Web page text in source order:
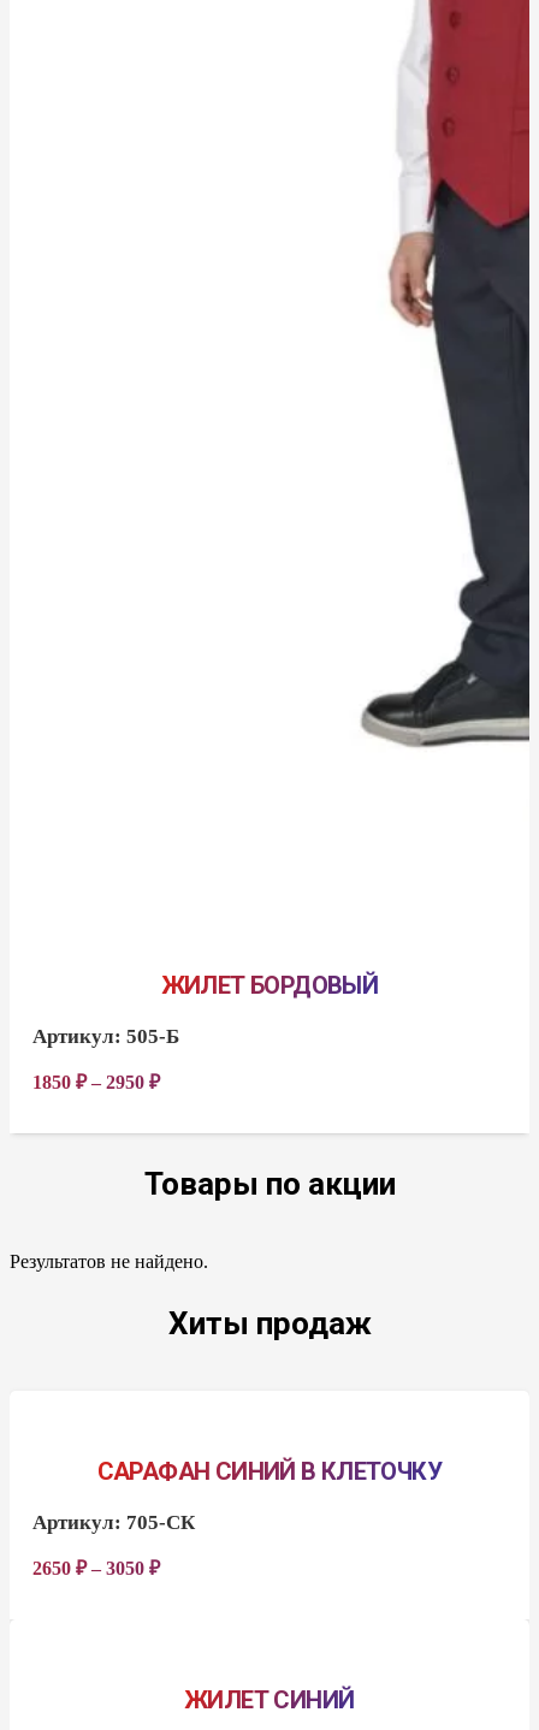
ЖИЛЕТ БОРДОВЫЙ
Артикул:505-Б
1850₽–2950₽
Товары по акции
Результатов не найдено.
Хиты продаж
САРАФАН СИНИЙ В КЛЕТОЧКУ
Артикул: 705-СК
2650₽–3050₽
ЖИЛЕТ СИНИЙ